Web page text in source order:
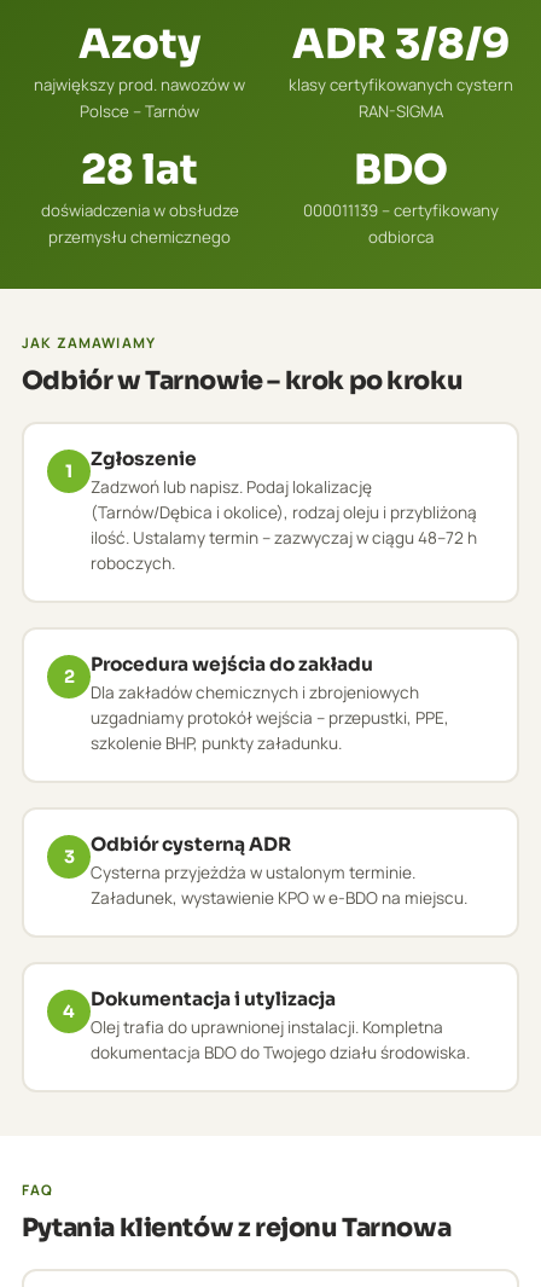
Azoty
największy prod. nawozów w
Polsce – Tarnów
ADR 3/8/9
klasy certyfikowanych cystern
RAN-SIGMA
28 lat
doświadczenia w obsłudze
przemysłu chemicznego
BDO
000011139 – certyfikowany
odbiorca
JAK ZAMAWIAMY
Odbiór w Tarnowie – krok po kroku
1
Zgłoszenie
Zadzwoń lub napisz. Podaj lokalizację
(Tarnów/Dębica i okolice), rodzaj oleju i przybliżoną
ilość. Ustalamy termin – zazwyczaj w ciągu 48–72 h
roboczych.
2
Procedura wejścia do zakładu
Dla zakładów chemicznych i zbrojeniowych
uzgadniamy protokół wejścia – przepustki, PPE,
szkolenie BHP, punkty załadunku.
3
Odbiór cysterną ADR
Cysterna przyjeżdża w ustalonym terminie.
Załadunek, wystawienie KPO w e-BDO na miejscu.
4
Dokumentacja i utylizacja
Olej trafia do uprawnionej instalacji. Kompletna
dokumentacja BDO do Twojego działu środowiska.
FAQ
Pytania klientów z rejonu Tarnowa